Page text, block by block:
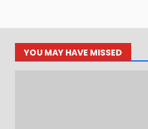
YOU MAY HAVE MISSED